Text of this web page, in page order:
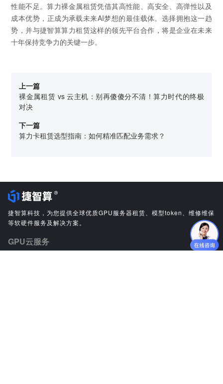
性能不足。算力裸金属租赁凭借其高性能、高安全、高弹性以及
成本优势，正成为承载未来AI梦想的最佳载体。选择拥抱这一趋
势，并与捷智算算力租赁这样的领先平台合作，将是企业在未来
十年保持竞争力的关键一步。
上一篇
裸金属租赁 vs 云主机：别再傻傻分不清！算力时代的终极
对决
下一篇
算力卡租赁选型指南：如何精准匹配业务需求？
捷智算科技，为您提供全球优质GPU服务器租赁、模型token、维修维保
等软硬件服务及解决方案。
GPU云服务